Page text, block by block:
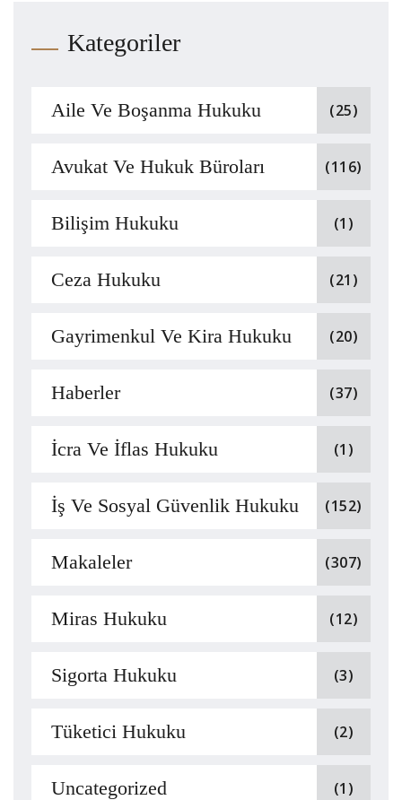
Kategoriler
Aile Ve Boşanma Hukuku (25)
Avukat Ve Hukuk Büroları (116)
Bilişim Hukuku (1)
Ceza Hukuku (21)
Gayrimenkul Ve Kira Hukuku (20)
Haberler (37)
İcra Ve İflas Hukuku (1)
İş Ve Sosyal Güvenlik Hukuku (152)
Makaleler (307)
Miras Hukuku (12)
Sigorta Hukuku (3)
Tüketici Hukuku (2)
Uncategorized (1)